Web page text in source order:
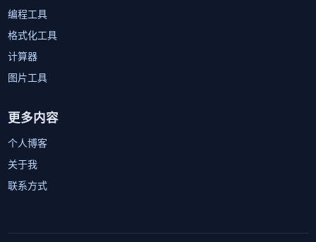
编程工具
格式化工具
计算器
图片工具
更多内容
个人博客
关于我
联系方式